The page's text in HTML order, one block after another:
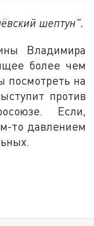
шептун".
Владимира
более чем
посмотреть на
против
Если,
то давлением